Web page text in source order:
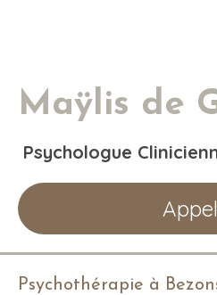
Maÿlis de
Psychologue
Psychothérapie à